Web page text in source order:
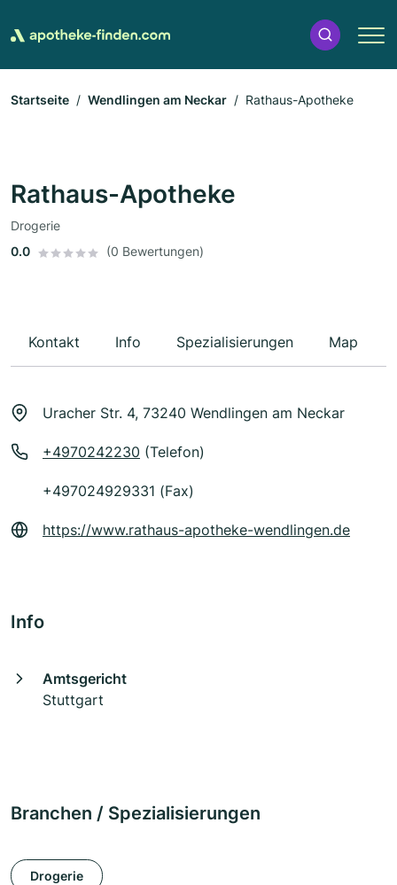
Startseite Wendlingen am Neckar Rathaus-Apotheke
Rathaus-Apotheke
Drogerie
0.0
(0 Bewertungen)
Kontakt Info Spezialisierungen Map
Uracher Str. 4, 73240 Wendlingen am Neckar
+4970242230 (Telefon)
+497024929331 (Fax)
https://www.rathaus-apotheke-wendlingen.de
Info
Amtsgericht
Stuttgart
Branchen / Spezialisierungen
Drogerie